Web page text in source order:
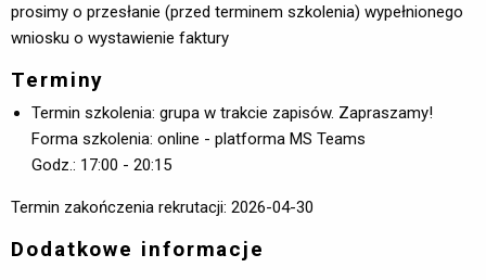
prosimy o przesłanie (przed terminem szkolenia) wypełnionego
wniosku o wystawienie faktury
Terminy
Termin szkolenia: grupa w trakcie zapisów. Zapraszamy!
Forma szkolenia: online - platforma MS Teams
Godz.: 17:00 - 20:15
Termin zakończenia rekrutacji: 2026-04-30
Dodatkowe informacje